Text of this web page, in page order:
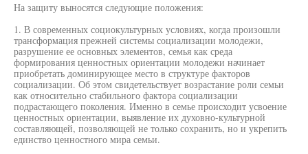
На защиту выносятся следующие положения:
1. В современных социокультурных условиях, когда произошли
трансформация прежней системы социализации молодежи,
разрушение ее основных элементов, семья как среда
формирования ценностных ориентации молодежи начинает
приобретать доминирующее место в структуре факторов
социализации. Об этом свидетельствует возрастание роли семьи
как относительно стабильного фактора социализации
подрастающего поколения. Именно в семье происходит усвоение
ценностных ориентации, выявление их духовно-культурной
составляющей, позволяющей не только сохранить, но и укрепить
единство ценностного мира семьи.